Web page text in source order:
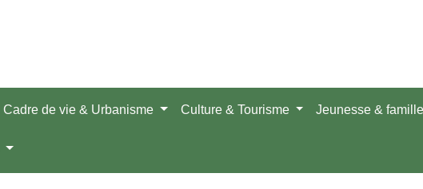
Cadre de vie & Urbanisme Culture & Tourisme Jeunesse & famille